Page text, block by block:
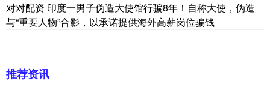
对对配资 印度一男子伪造大使馆行骗8年！自称大使，伪造
与“重要人物”合影，以承诺提供海外高薪岗位骗钱
推荐资讯